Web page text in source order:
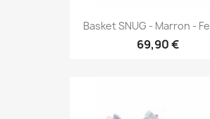
Basket SNUG - Marron -
69,90 €